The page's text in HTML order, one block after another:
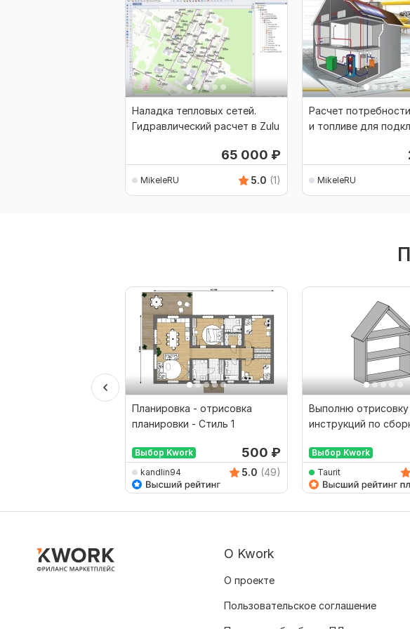
Наладка тепловых сетей.
Гидравлический расчет в Zulu
65 000 ₽
MikeleRU 5.0 (1)
Расчет
и топливе для
MikeleRU
Планировка - отрисовка
планировки - Стиль 1
Выбор Kwork 500 ₽
kandlin94 5.0 (49)
Выполню отрисовку
инструкций по
Выбор Kwork
Taurit
О Kwork
О проекте
Пользовательское соглашение